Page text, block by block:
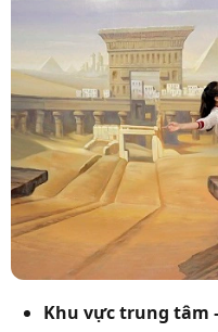
Khu vực trung tâm